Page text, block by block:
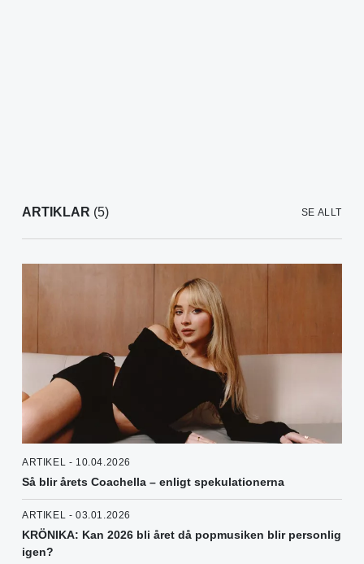
ARTIKLAR (5) SE ALLT
ARTIKEL - 10.04.2026
Så blir årets Coachella – enligt spekulationerna
ARTIKEL - 03.01.2026
KRÖNIKA: Kan 2026 bli året då popmusiken blir personlig
igen?